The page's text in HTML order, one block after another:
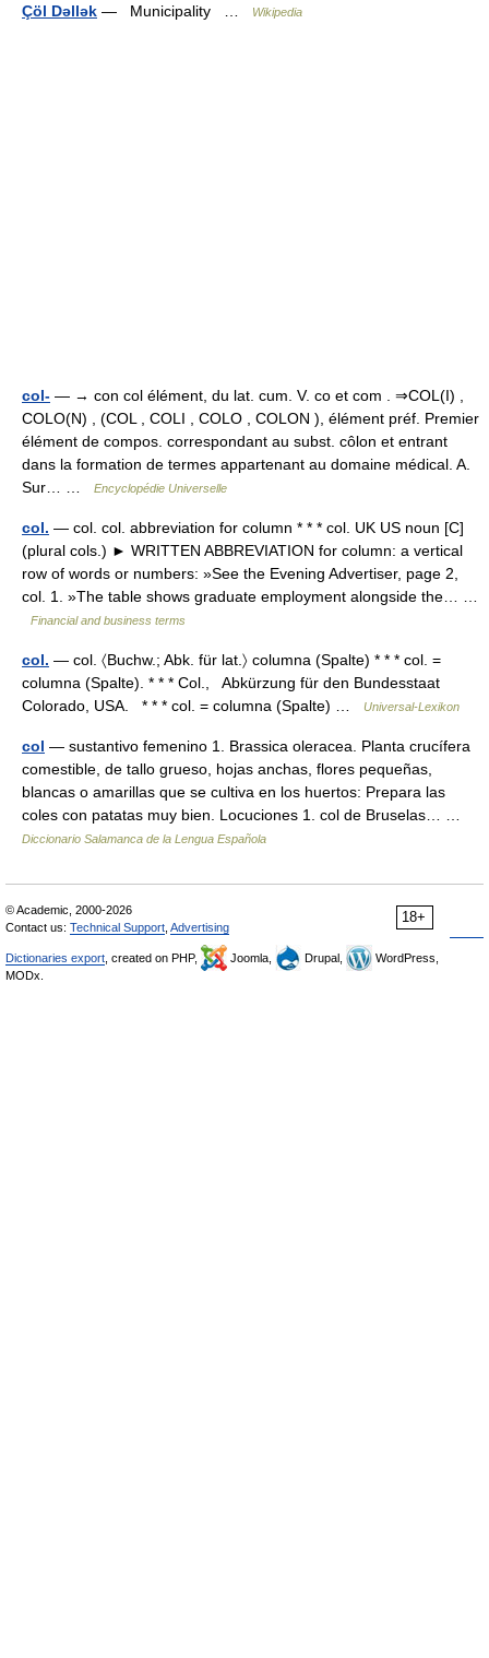
Çöl Dəllək — Municipality … Wikipedia
col- — → con col élément, du lat. cum. V. co et com . ⇒COL(I) ,
COLO(N) , (COL , COLI , COLO , COLON ), élément préf. Premier
élément de compos. correspondant au subst. côlon et entrant
dans la formation de termes appartenant au domaine médical. A.
Sur… …
Encyclopédie Universelle
col. — col. col. abbreviation for column * * * col. UK US noun [C]
(plural cols.) ► WRITTEN ABBREVIATION for column: a vertical
row of words or numbers: »See the Evening Advertiser, page 2,
col. 1. »The table shows graduate employment alongside the… …
Financial and business terms
col. — col. 〈Buchw.; Abk. für lat.〉 columna (Spalte) * * * col. =
columna (Spalte). * * * Col., Abkürzung für den Bundesstaat
Colorado, USA. * * * col. = columna (Spalte) …
Universal-Lexikon
col — sustantivo femenino 1. Brassica oleracea. Planta crucífera
comestible, de tallo grueso, hojas anchas, flores pequeñas,
blancas o amarillas que se cultiva en los huertos: Prepara las
coles con patatas muy bien. Locuciones 1. col de Bruselas… …
Diccionario Salamanca de la Lengua Española
18+
© Academic, 2000-2026
Contact us: Technical Support Advertising
Dictionaries export , created on PHP, Joomla, Drupal,
WordPress,
MODx.